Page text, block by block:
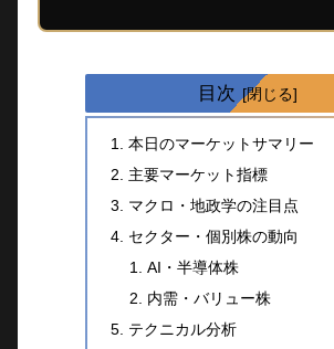
目次
本日のマーケットサマリー
主要マーケット指標
マクロ・地政学の注目点
セクター・個別株の動向
AI・半導体株
内需・バリュー株
テクニカル分析